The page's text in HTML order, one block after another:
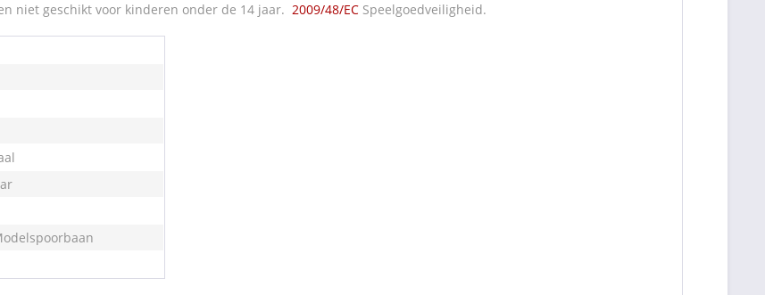
niet geschikt voor kinderen onder de 14 jaar. 2009/48/EC Speelgoedveiligheid.